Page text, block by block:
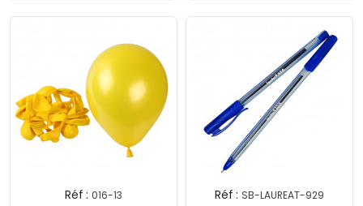
Réf : 016-13 Réf : SB-LAUREAT-929